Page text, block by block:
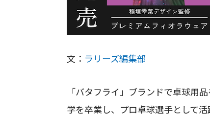
文： ラリーズ編集部
「バタフライ」ブランドで卓球用
学を卒業し、プロ卓球選手として